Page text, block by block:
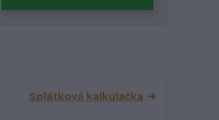
Splátková kalkulačka